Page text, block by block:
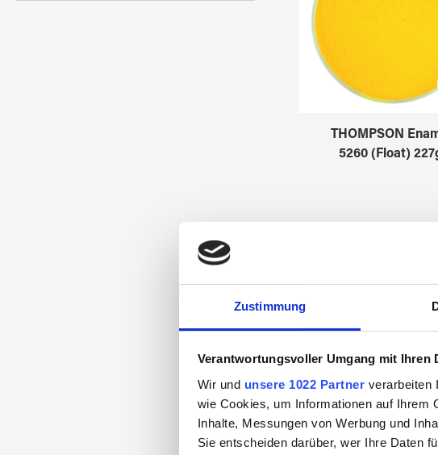
Zustimmung
Verantwortungsvoller Umgang mit Ihren
Wir und unsere 1022 Partner verarbeiten
wie Cookies, um Informationen auf Ihrem
Inhalte, Messungen von Werbung und
Sie entscheiden darüber, wer Ihre Daten
THOMPSON
5260 (Float)